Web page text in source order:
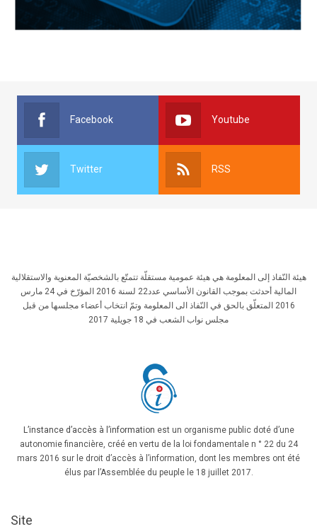
Facebook Youtube
Twitter RSS
هيئة النّفاذ إلى المعلومة هي هيئة عمومية مستقلّة تتمتّع بالشخصيّة المعنوية والاستقلالية
المالية أحدثت بموجب القانون الأساسي عدد22 لسنة 2016 المؤرّخ في 24 مارس
2016 المتعلّق بالحق في النّفاذ الى المعلومة وتمّ انتخاب أعضاء مجلسها من قبل
مجلس نواب الشعب في 18 جويلية 2017
L’instance d’accès à l’information est un organisme public doté d’une
autonomie financière, créé en vertu de la loi fondamentale n ° 22 du 24
mars 2016 sur le droit d’accès à l’information, dont les membres ont été
élus par l’Assemblée du peuple le 18 juillet 2017.
Site